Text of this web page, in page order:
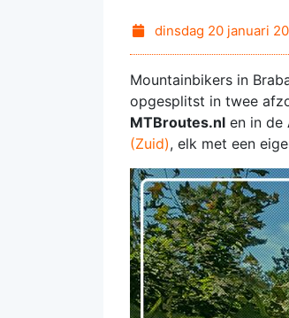
dinsdag 20 januari
Mountainbikers in
opgesplitst in twee
MTBroutes.nl en in de
(Zuid), elk met een